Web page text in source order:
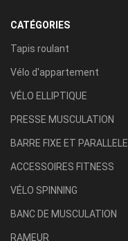
CATÉGORIES
Tapis roulant
Vélo d'appartement
VÉLO ELLIPTIQUE
PRESSE MUSCULATION
BARRE FIXE ET PARALLELE
ACCESSOIRES FITNESS
VÉLO SPINNING
BANC DE MUSCULATION
RAMEUR